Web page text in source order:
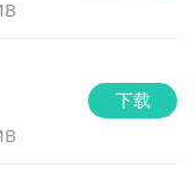
下载